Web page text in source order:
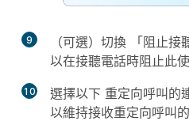
9 （可選）切換 「阻止接
以在接聽電話時阻止此
10 選擇以下 重定向呼叫的
以維持接收重定向呼叫